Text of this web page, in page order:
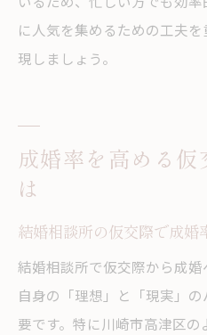
に人気を集めるための工夫
現しましょう。
成婚率を高める仮
は
結婚相談所の仮交際で成婚
結婚相談所で仮交際から成
自身の「理想」と「現実」
要です。特に川崎市高津区